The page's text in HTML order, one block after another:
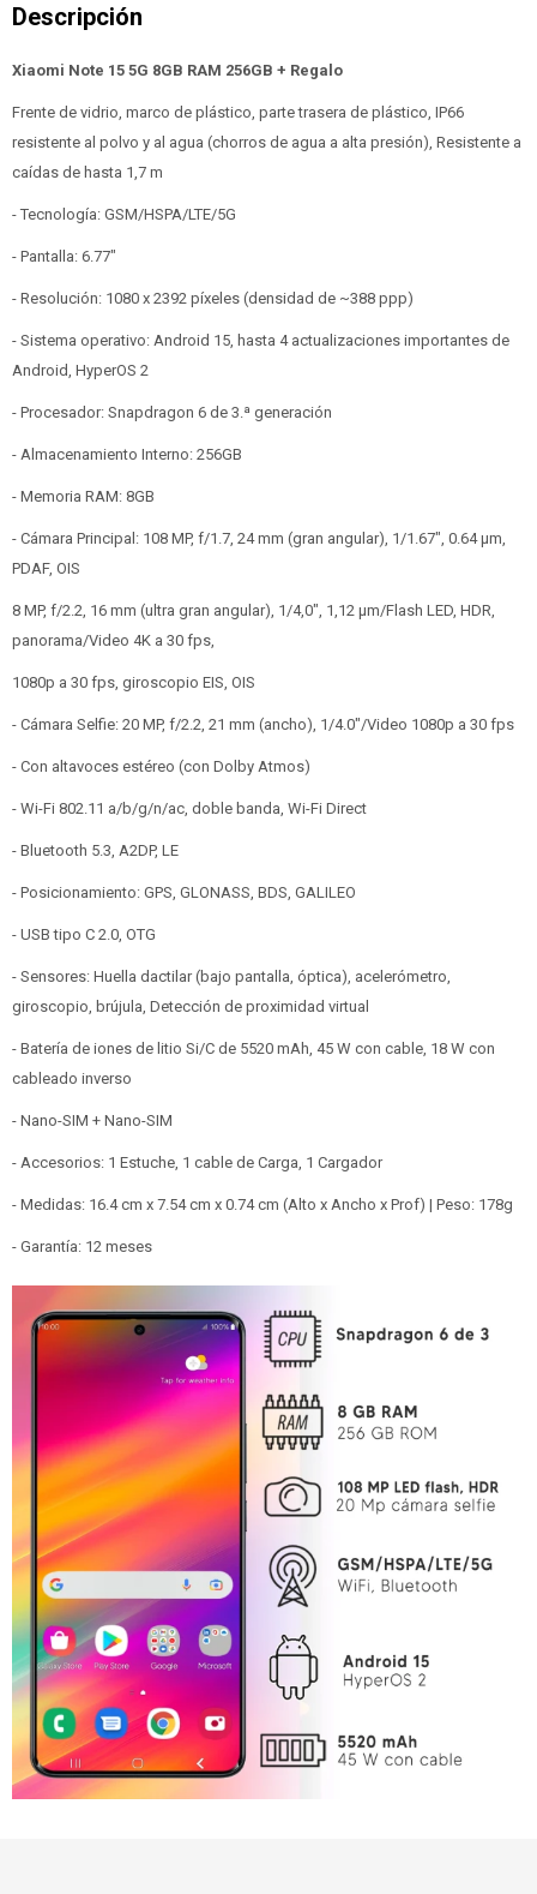
Xiaomi Note 15 5G 8GB RAM 256GB + Regalo
Frente de vidrio, marco de plástico, parte trasera de plástico, IP66
resistente al polvo y al agua (chorros de agua a alta presión), Resistente a
caídas de hasta 1,7 m
- Tecnología: GSM/HSPA/LTE/5G
- Pantalla: 6.77"
- Resolución: 1080 x 2392 píxeles (densidad de ~388 ppp)
- Sistema operativo: Android 15, hasta 4 actualizaciones importantes de
Android, HyperOS 2
- Procesador: Snapdragon 6 de 3.ª generación
- Almacenamiento Interno: 256GB
- Memoria RAM: 8GB
- Cámara Principal: 108 MP, f/1.7, 24 mm (gran angular), 1/1.67", 0.64 µm,
PDAF, OIS
8 MP, f/2.2, 16 mm (ultra gran angular), 1/4,0", 1,12 µm/Flash LED, HDR,
panorama/Video 4K a 30 fps,
1080p a 30 fps, giroscopio EIS, OIS
- Cámara Selfie: 20 MP, f/2.2, 21 mm (ancho), 1/4.0"/Video 1080p a 30 fps
- Con altavoces estéreo (con Dolby Atmos)
- Wi-Fi 802.11 a/b/g/n/ac, doble banda, Wi-Fi Direct
- Bluetooth 5.3, A2DP, LE
- Posicionamiento: GPS, GLONASS, BDS, GALILEO
- USB tipo C 2.0, OTG
- Sensores: Huella dactilar (bajo pantalla, óptica), acelerómetro,
giroscopio, brújula, Detección de proximidad virtual
- Batería de iones de litio Si/C de 5520 mAh, 45 W con cable, 18 W con
cableado inverso
- Nano-SIM + Nano-SIM
- Accesorios: 1 Estuche, 1 cable de Carga, 1 Cargador
- Medidas: 16.4 cm x 7.54 cm x 0.74 cm (Alto x Ancho x Prof) | Peso: 178g
- Garantía: 12 meses